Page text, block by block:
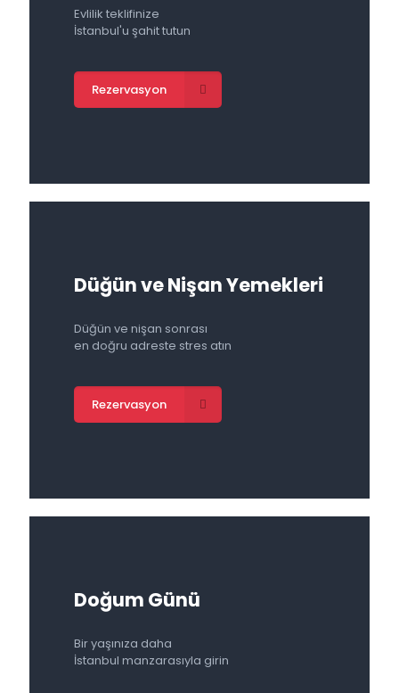
Evlilik teklifinize
İstanbul'u şahit tutun
Rezervasyon
Düğün ve Nişan Yemekleri
Düğün ve nişan sonrası
en doğru adreste stres atın
Rezervasyon
Doğum Günü
Bir yaşınıza daha
İstanbul manzarasıyla girin